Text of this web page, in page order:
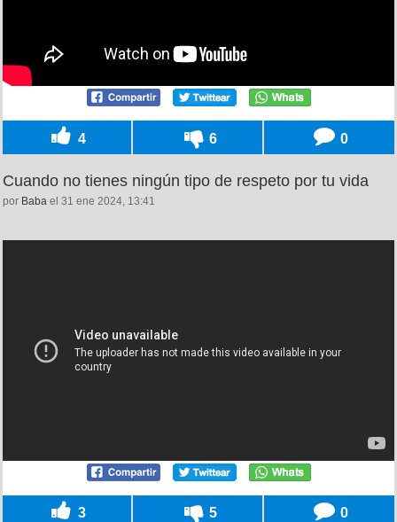
4 6 0
Cuando no tienes ningún tipo de respeto por tu vida
por Baba el 31 ene 2024, 13:41
3 5 0